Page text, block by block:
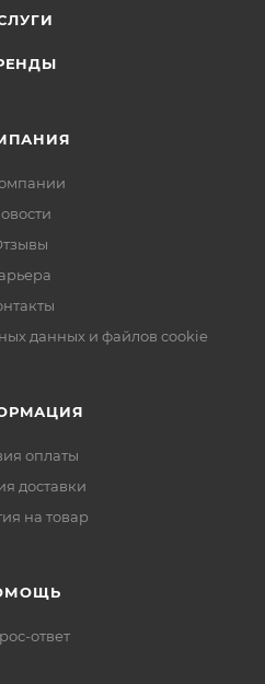
данных и файлов cookie
оплаты
доставки
на товар
ответ